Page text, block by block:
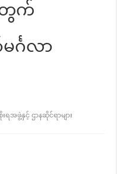
တွက်
င်္ဂလာ
ရအဖွဲ့နှင့် ဌာနဆိုင်ရာများ